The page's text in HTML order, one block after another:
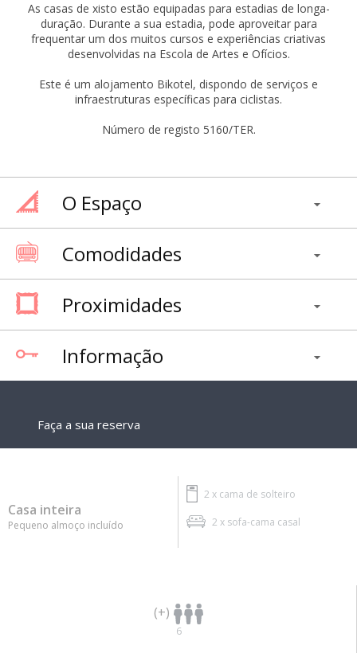
As casas de xisto estão equipadas para estadias de longa-
duração. Durante a sua estadia, pode aproveitar para
frequentar um dos muitos cursos e experiências criativas
desenvolvidas na Escola de Artes e Ofícios.
Este é um alojamento Bikotel, dispondo de serviços e
infraestruturas específicas para ciclistas.
Número de registo 5160/TER.
O Espaço
Comodidades
Proximidades
Informação
Faça a sua reserva
Casa inteira
Pequeno almoço incluído
2 x cama de solteiro
2 x sofa-cama casal
(+)
6